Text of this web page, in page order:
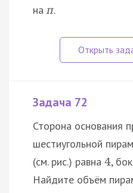
на π.
Задача 72
Сторона основания
шестиугольной
(см. рис.) равна 4,
Найдите объём